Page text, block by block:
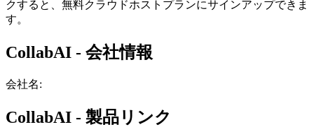
クすると、無料クラウドホストプランにサインアップできま
す。
CollabAI - 会社情報
会社名:
CollabAI - 製品リンク